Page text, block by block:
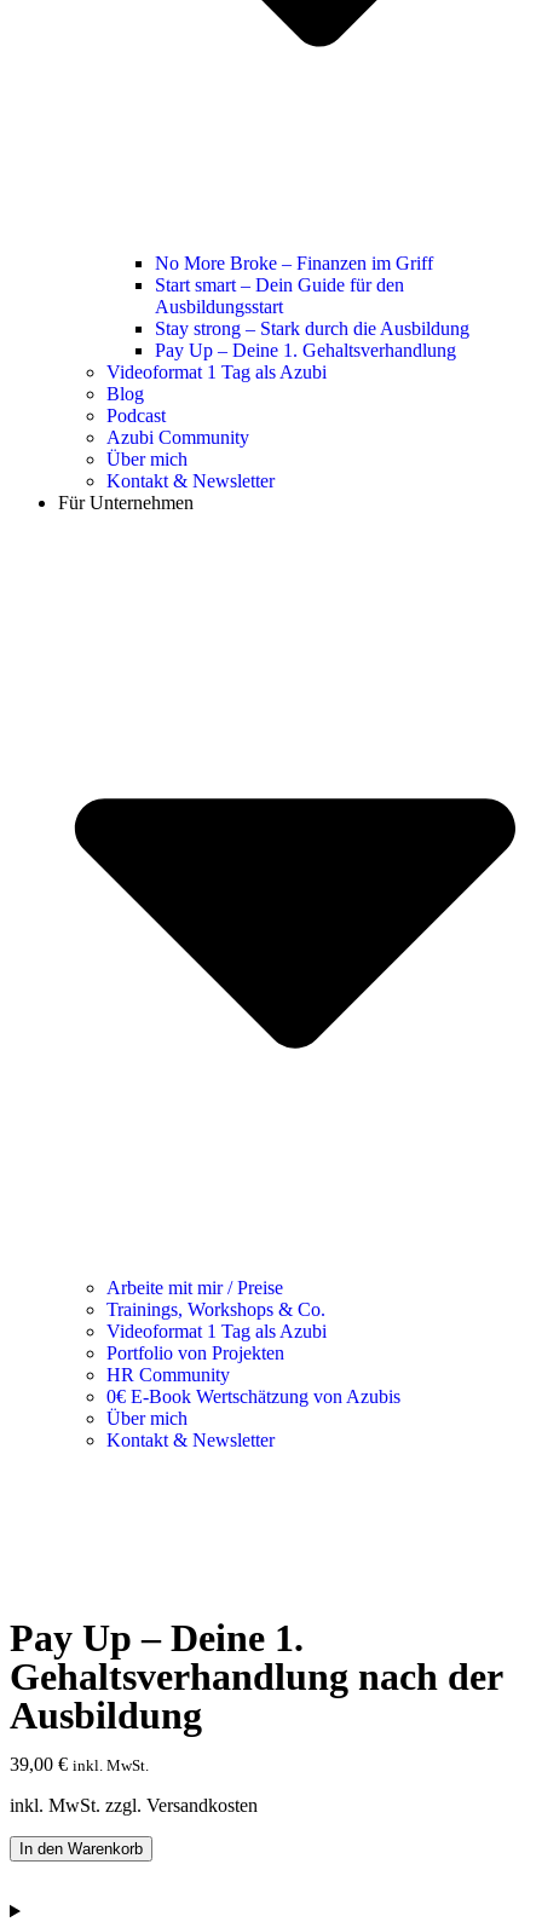
No More Broke – Finanzen im Griff
Start smart – Dein Guide für den
Ausbildungsstart
Stay strong – Stark durch die Ausbildung
Pay Up – Deine 1. Gehaltsverhandlung
Videoformat 1 Tag als Azubi
Blog
Podcast
Azubi Community
Über mich
Kontakt & Newsletter
Für Unternehmen
Arbeite mit mir / Preise
Trainings, Workshops & Co.
Videoformat 1 Tag als Azubi
Portfolio von Projekten
HR Community
0€ E-Book Wertschätzung von Azubis
Über mich
Kontakt & Newsletter
Pay Up – Deine 1.
Gehaltsverhandlung nach der
Ausbildung
39,00 € inkl. MwSt.
inkl. MwSt. zzgl. Versandkosten
In den Warenkorb